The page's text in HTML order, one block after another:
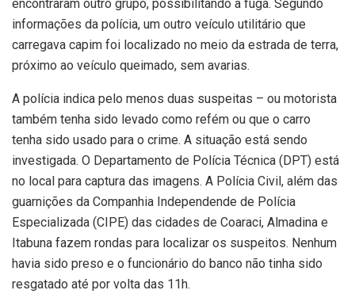
encontraram outro grupo, possibilitando a fuga. Segundo
informações da polícia, um outro veículo utilitário que
carregava capim foi localizado no meio da estrada de terra,
próximo ao veículo queimado, sem avarias.
A polícia indica pelo menos duas suspeitas – ou motorista
também tenha sido levado como refém ou que o carro
tenha sido usado para o crime. A situação está sendo
investigada. O Departamento de Polícia Técnica (DPT) está
no local para captura das imagens. A Polícia Civil, além das
guarnições da Companhia Independende de Polícia
Especializada (CIPE) das cidades de Coaraci, Almadina e
Itabuna fazem rondas para localizar os suspeitos. Nenhum
havia sido preso e o funcionário do banco não tinha sido
resgatado até por volta das 11h.